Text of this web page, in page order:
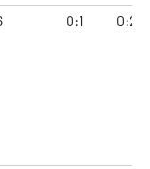
0:1 0:2